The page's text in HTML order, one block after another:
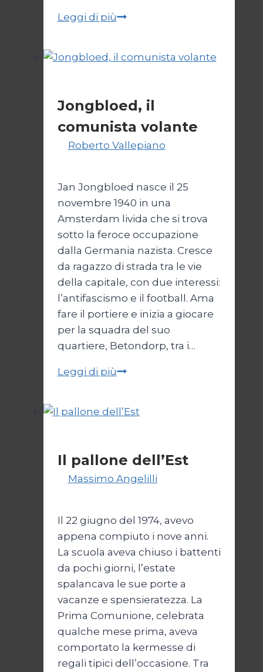
Leggi di piùCoppe:
due
l’Italia
Jongbloed, il
comunista volante
Roberto Vallepiano
Jan Jongbloed nasce il 25
novembre 1940 in una
Amsterdam livida che si trova
sotto la feroce occupazione
dalla Germania nazista. Cresce
da ragazzo di strada tra le vie
della capitale, con due interessi:
l’antifascismo e il football. Ama
fare il portiere e inizia a giocare
per la squadra del suo
quartiere, Betondorp, tra i…
Leggi di piùJongbloed,
volante
Il pallone dell’Est
Massimo Angelilli
Il 22 giugno del 1974, avevo
appena compiuto i nove anni.
La scuola aveva chiuso i battenti
da pochi giorni, l’estate
spalancava le sue porte a
vacanze e spensieratezza. La
Prima Comunione, celebrata
qualche mese prima, aveva
comportato la kermesse di
regali tipici dell’occasione. Tra